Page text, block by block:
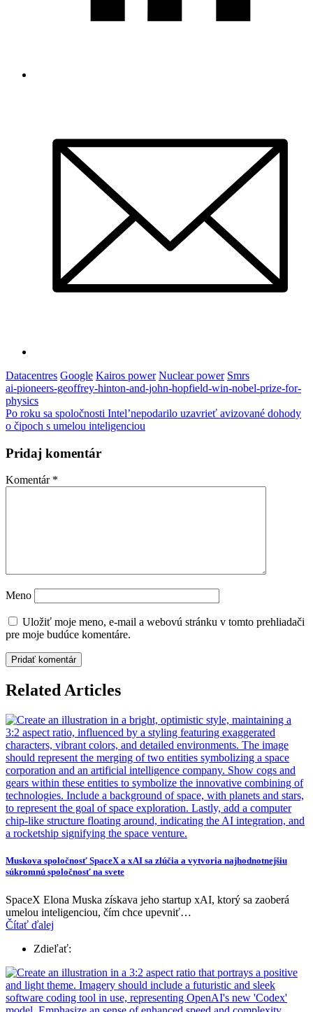
Datacentres Google Kairos power Nuclear power Smrs
Navigácia
v
článku
ai-pioneers-geoffrey-hinton-and-john-hopfield-win-nobel-prize-for-
physics
Po roku sa spoločnosti Intel’nepodarilo uzavrieť avizované dohody
o čipoch s umelou inteligenciou
Pridaj komentár
Komentár *
Meno
Uložiť moje meno, e-mail a webovú stránku v tomto prehliadači
pre moje budúce komentáre.
Related Articles
Muskova spoločnosť SpaceX a xAI sa zlúčia a vytvoria najhodnotnejšiu
súkromnú spoločnosť na svete
SpaceX Elona Muska získava jeho startup xAI, ktorý sa zaoberá
umelou inteligenciou, čím chce upevniť…
Čítať ďalej
Zdieľať: